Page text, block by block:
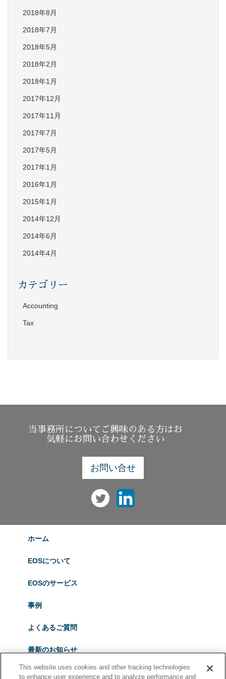
2018年8月
2018年7月
2018年5月
2018年2月
2018年1月
2017年12月
2017年11月
2017年7月
2017年5月
2017年1月
2016年1月
2015年1月
2014年12月
2014年6月
2014年4月
カテゴリー
Accounting
Tax
当事務所についてご興味のある方はお
気軽にお問い合わせください
お問い合せ
ホーム
EOSについて
EOSのサービス
事例
よくあるご質問
最新のお知らせ
会計税務AtoZ
This website uses cookies and other tracking technologies
to enhance user experience and to analyze performance and